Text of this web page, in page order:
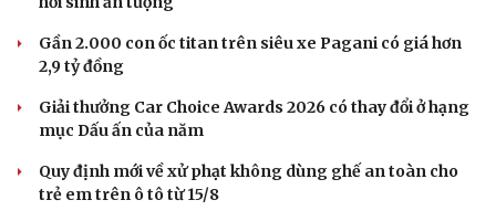
Gần 2.000 con ốc titan trên siêu xe Pagani có giá hơn
2,9 tỷ đồng
Giải thưởng Car Choice Awards 2026 có thay đổi ở hạng
mục Dấu ấn của năm
Quy định mới về xử phạt không dùng ghế an toàn cho
trẻ em trên ô tô từ 15/8